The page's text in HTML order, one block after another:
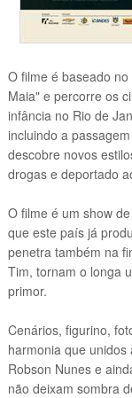
O filme é baseado
Maia" e percorre os
infância no Rio de
incluindo a
descobre novos
drogas e deportado
O filme é um show
que este país já
penetra também na
Tim, tornam o longa
primor.
Cenários, figurino,
harmonia que unidos
Robson Nunes e
não deixam sombra